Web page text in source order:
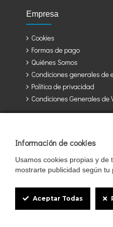
Empresa
Cookies
Formas de pago
Quiénes Somos
Condiciones generales de
Política de privacidad
Condiciones Generales de
Jaulas y accesorios para sus
Rioja, Cuenca, Girona,
Pajareras.es pertenece
Cookie
Box
Información de cookies
Usamos cookies propias y
mostrarte publicidad según tu
Aceptar Todas